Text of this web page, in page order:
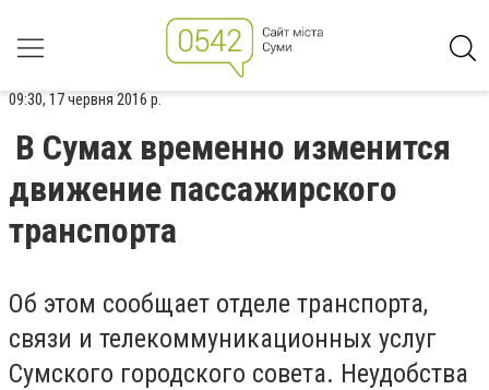
09:30, 17 червня 2016 р.
В Сумах временно изменится
движение пассажирского
транспорта
Об этом сообщает отделе транспорта,
связи и телекоммуникационных услуг
Сумского городского совета. Неудобства